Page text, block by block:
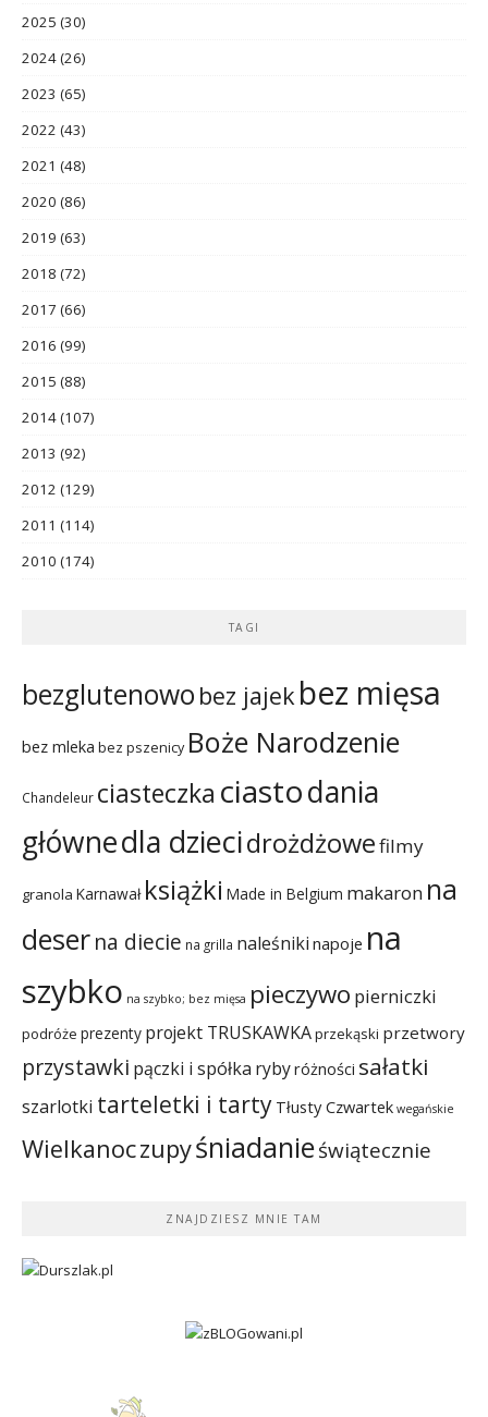
2025 (30)
2024(26)
2023 (65)
2022 (43)
2021 (48)
2020 (86)
2019 (63)
2018 (72)
2017 (66)
2016 (99)
2015 (88)
2014(107)
2013 (92)
2012 (129)
2011 (114)
2010 (174)
TAGI
bezglutenowo bez jajekbez mięsa
bez mleka bez pszenicy Boże Narodzenie
Chandeleur ciasteczka ciastodania
głównedla dziecidrożdżowefilmy
granola Karnawał książki Made in Belgium makaron na
deserna diecie na grilla naleśniki napoje na
szybko na szybko; bez mięsa pieczywo pierniczki
podróże prezenty projekt TRUSKAWKAprzekąski przetwory
przystawki pączki i spółka rybyróżności sałatki
szarlotki tarteletki i tarty Tłusty Czwartek wegańskie
Wielkanoczupyśniadanieświątecznie
ZNAJDZIESZ MNIE TAM